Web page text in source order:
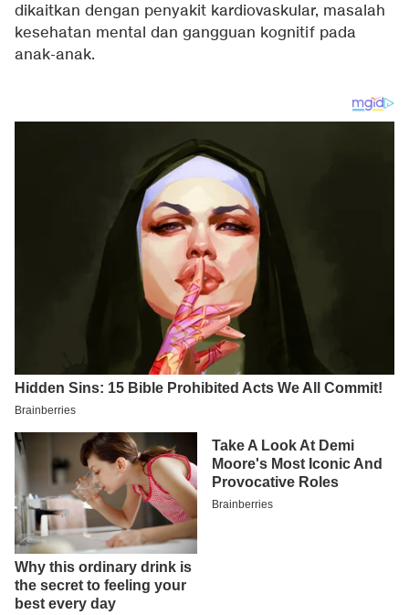
dikaitkan dengan penyakit kardiovaskular, masalah
kesehatan mental dan gangguan kognitif pada
anak-anak.